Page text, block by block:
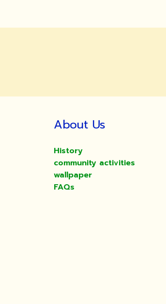
About Us
History
community activities
wallpaper
FAQs